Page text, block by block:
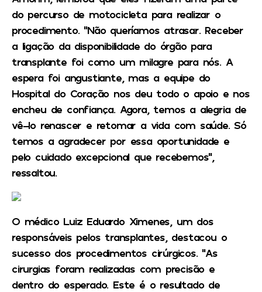
do percurso de motocicleta para realizar o
procedimento. “Não queríamos atrasar. Receber
a ligação da disponibilidade do órgão para
transplante foi como um milagre para nós. A
espera foi angustiante, mas a equipe do
Hospital do Coração nos deu todo o apoio e nos
encheu de confiança. Agora, temos a alegria de
vê-lo renascer e retomar a vida com saúde. Só
temos a agradecer por essa oportunidade e
pelo cuidado excepcional que recebemos”,
ressaltou.
O médico Luiz Eduardo Ximenes, um dos
responsáveis pelos transplantes, destacou o
sucesso dos procedimentos cirúrgicos. “As
cirurgias foram realizadas com precisão e
dentro do esperado. Este é o resultado de